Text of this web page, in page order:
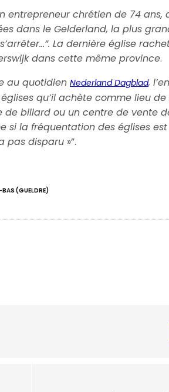
entrepreneur chrétien de 74
dans le Gelderland, la plus
La dernière église
dans cette même province.
au quotidienNederland Dagblad,
qu’il achète comme lieu
de billard ou un centre de vente
si la fréquentation des églises
pas disparu »”.
(GUELDRE)